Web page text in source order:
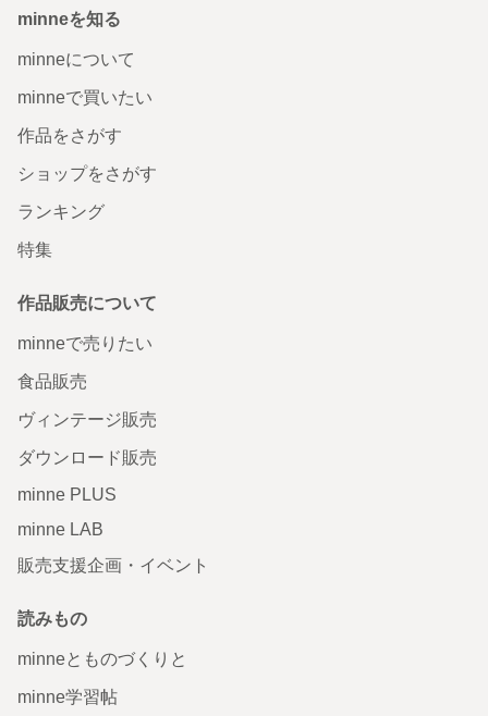
minneを知る
minneについて
minneで買いたい
作品をさがす
ショップをさがす
ランキング
特集
作品販売について
minneで売りたい
食品販売
ヴィンテージ販売
ダウンロード販売
minne PLUS
minne LAB
販売支援企画・イベント
読みもの
minneとものづくりと
minne学習帖